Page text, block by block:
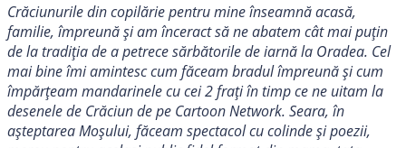
Crăciunurile din copilărie pentru mine înseamnă acasă,
familie, împreună și am înceract să ne abatem cât mai puțin
de la tradiția de a petrece sărbătorile de iarnă la Oradea. Cel
mai bine îmi amintesc cum făceam bradul împreună și cum
împărțeam mandarinele cu cei 2 frați în timp ce ne uitam la
desenele de Crăciun de pe Cartoon Network. Seara, în
așteptarea Moșului, făceam spectacol cu colinde și poezii,